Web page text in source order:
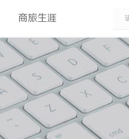
商旅生涯